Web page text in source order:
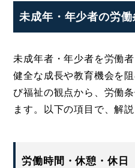
未成年・年少者の労働
未成年者・年少者を労働
健全な成長や教育機会を
び福祉の観点から、労働
ます。以下の項目で、解説
労働時間・休憩・休日